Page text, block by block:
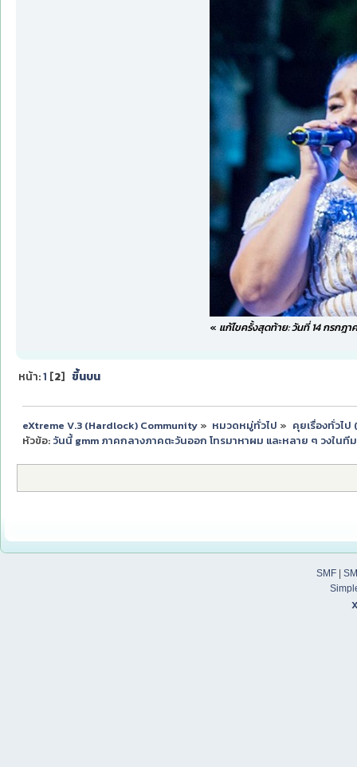
« แก้ไขครั้งสุดท้าย: วันที่ 14 กรกฎา
หน้า:1 [2] ขึ้นบน
eXtreme V.3 (Hardlock) Community» หมวดหมู่ทั่วไป » คุยเรื่องทั่วไป
หัวข้อ: วันนี้ gmm ภาคกลางภาคตะวันออก โทรมาหาผม และหลาย ๆ วงในทีม
SMF|